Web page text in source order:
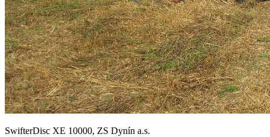
SwifterDisc XE 10000, ZS Dynín a.s.